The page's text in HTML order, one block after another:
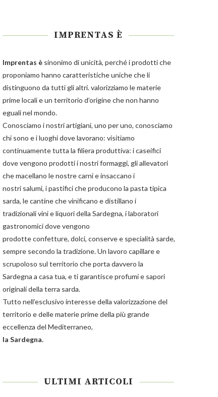
IMPRENTAS È
Imprentas è sinonimo di unicità, perché i prodotti che
proponiamo hanno caratteristiche uniche che li
distinguono da tutti gli altri. valorizziamo le materie
prime locali e un territorio d’origine che non hanno
eguali nel mondo.
Conosciamo i nostri artigiani, uno per uno, conosciamo
chi sono e i luoghi dove lavorano: visitiamo
continuamente tutta la filiera produttiva: i caseifici
dove vengono prodotti i nostriformaggi, gli allevatori
che macellano le nostrecarnie insaccano i
nostri salumi, i pastifici che producono la pasta tipica
sarda, le cantine che vinificano e distillano i
tradizionalivini e liquoridella Sardegna, i laboratori
gastronomici dove vengono
prodotteconfetture, dolci, conservee specialità sarde,
sempre secondo la tradizione. Un lavoro capillare e
scrupoloso sul territorio che porta davvero la
Sardegna a casa tua, e ti garantisce profumi e sapori
originali della terra sarda.
Tutto nell’esclusivo interesse della valorizzazione del
territorio e delle materie prime della più grande
eccellenza del Mediterraneo,
la Sardegna.
ULTIMI ARTICOLI